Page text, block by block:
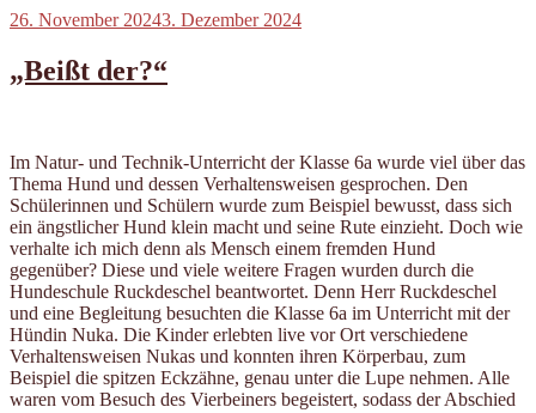
Veröffentlicht
26. November 20243. Dezember 2024
„Beißt der?“
Im Natur- und Technik-Unterricht der Klasse 6a wurde viel über das
Thema Hund und dessen Verhaltensweisen gesprochen. Den
Schülerinnen und Schülern wurde zum Beispiel bewusst, dass sich
ein ängstlicher Hund klein macht und seine Rute einzieht. Doch wie
verhalte ich mich denn als Mensch einem fremden Hund
gegenüber? Diese und viele weitere Fragen wurden durch die
Hundeschule Ruckdeschel beantwortet. Denn Herr Ruckdeschel
und eine Begleitung besuchten die Klasse 6a im Unterricht mit der
Hündin Nuka. Die Kinder erlebten live vor Ort verschiedene
Verhaltensweisen Nukas und konnten ihren Körperbau, zum
Beispiel die spitzen Eckzähne, genau unter die Lupe nehmen. Alle
waren vom Besuch des Vierbeiners begeistert, sodass der Abschied